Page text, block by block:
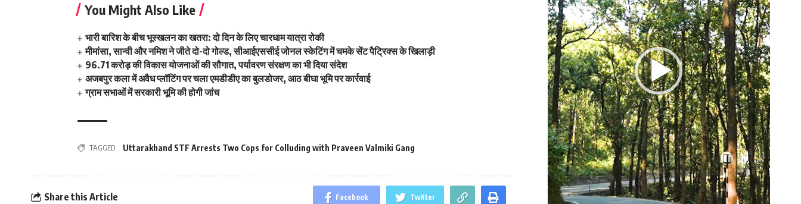
You Might Also Like
भारी बारिश के बीच भूस्खलन का खतरा: दो दिन के लिए चारधाम यात्रा रोकी
मीमांसा, सान्वी और नमिश ने जीते दो-दो गोल्ड, सीआईएससीई जोनल स्केटिंग में चमके सेंट पैट्रिक्स के खिलाड़ी
96.71 करोड़ की विकास योजनाओं की सौगात, पर्यावरण संरक्षण का भी दिया संदेश
अजबपुर कला में अवैध प्लॉटिंग पर चला एमडीडीए का बुलडोजर, आठ बीघा भूमि पर कार्रवाई
ग्राम सभाओं में सरकारी भूमि की होगी जांच
TAGGED: Uttarakhand STF Arrests Two Cops for Colluding with Praveen Valmiki Gang
Share this Article Facebook Twitter